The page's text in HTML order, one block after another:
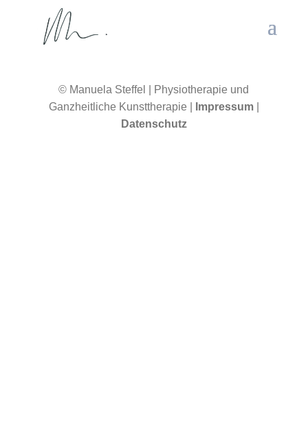
© Manuela Steffel | Physiotherapie und
Ganzheitliche Kunsttherapie |
Impressum|
Datenschutz